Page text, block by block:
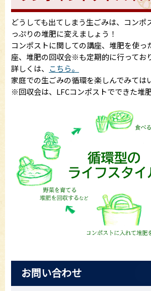
どうしても出てしまう生ごみは、コンポ
っぷりの堆肥に変えましょう！
コンポストに関しての講座、堆肥を使っ
座、堆肥の回収会※も定期的に行ってお
詳しくは、 こちら。
家庭での生ごみの循環を楽しんでみては
※回収会は、LFCコンポストでできた堆
お問い合わせ